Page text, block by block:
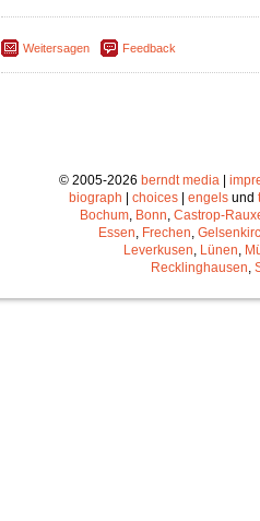
Weitersagen Feedback
© 2005-2026 berndt media|
biograph
choices engels und
Bochum, Bonn, Castrop-
Essen, Frechen,
Leverkusen, Lünen,
Recklinghausen,